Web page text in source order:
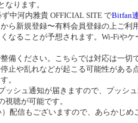
ります。
中河内雅貴 OFFICIAL SITE でBitfan
から新規登録〜有料会員登録の上ご利
なることが予想されます。Wi-Fiや
備ください。こちらでは対応は一切
止や乱れなどが起こる可能性がある
。
シュ通知が届きますので、プッシ
聴が可能です。
配信もございますので、あらかじめ